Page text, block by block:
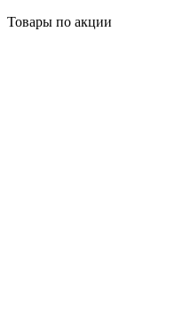
Товары по акции